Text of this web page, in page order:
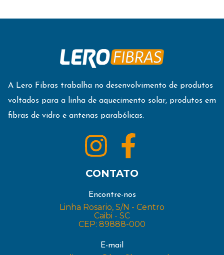
A Lero Fibras trabalha no desenvolvimento de produtos
voltados para a linha de aquecimento solar, produtos em
fibras de vidro e antenas parabólicas.
CONTATO
Encontre-nos
Linha Rosario, S/N - Centro
Caibi - SC
CEP: 89888-000
E-mail